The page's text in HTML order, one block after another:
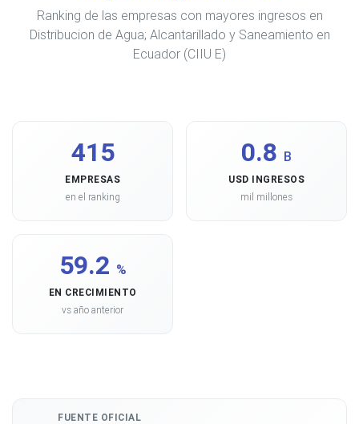
Ranking de las empresas con mayores ingresos en
Distribucion de Agua; Alcantarillado y Saneamiento en
Ecuador (CIIU E)
415
EMPRESAS
en el ranking
0.8 B
USD INGRESOS
mil millones
59.2 %
EN CRECIMIENTO
vs año anterior
FUENTE OFICIAL